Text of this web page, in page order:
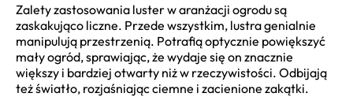
Zalety zastosowania luster w aranżacji ogrodu są
zaskakująco liczne. Przede wszystkim, lustra genialnie
manipulują przestrzenią. Potrafią optycznie powiększyć
mały ogród, sprawiając, że wydaje się on znacznie
większy i bardziej otwarty niż w rzeczywistości. Odbijają
też światło, rozjaśniając ciemne i zacienione zakątki.